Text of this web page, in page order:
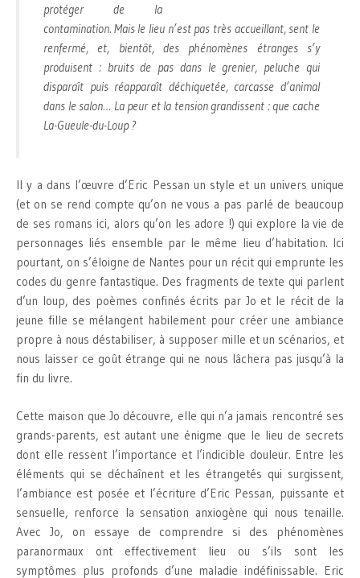
protéger de la
contamination. Mais le lieu n’est pas très accueillant, sent le
renfermé, et, bientôt, des phénomènes étranges s’y
produisent : bruits de pas dans le grenier, peluche qui
disparaît puis réapparaît déchiquetée, carcasse d’animal
dans le salon… La peur et la tension grandissent : que cache
La-Gueule-du-Loup ?
Il y a dans l’œuvre d’Eric Pessan un style et un univers unique
(et on se rend compte qu’on ne vous a pas parlé de beaucoup
de ses romans ici, alors qu’on les adore !) qui explore la vie de
personnages liés ensemble par le même lieu d’habitation. Ici
pourtant, on s’éloigne de Nantes pour un récit qui emprunte les
codes du genre fantastique. Des fragments de texte qui parlent
d’un loup, des poèmes confinés écrits par Jo et le récit de la
jeune fille se mélangent habilement pour créer une ambiance
propre à nous déstabiliser, à supposer mille et un scénarios, et
nous laisser ce goût étrange qui ne nous lâchera pas jusqu’à la
fin du livre.
Cette maison que Jo découvre, elle qui n’a jamais rencontré ses
grands-parents, est autant une énigme que le lieu de secrets
dont elle ressent l’importance et l’indicible douleur. Entre les
éléments qui se déchaînent et les étrangetés qui surgissent,
l’ambiance est posée et l’écriture d’Eric Pessan, puissante et
sensuelle, renforce la sensation anxiogène qui nous tenaille.
Avec Jo, on essaye de comprendre si des phénomènes
paranormaux ont effectivement lieu ou s’ils sont les
symptômes plus profonds d’une maladie indéfinissable. Eric